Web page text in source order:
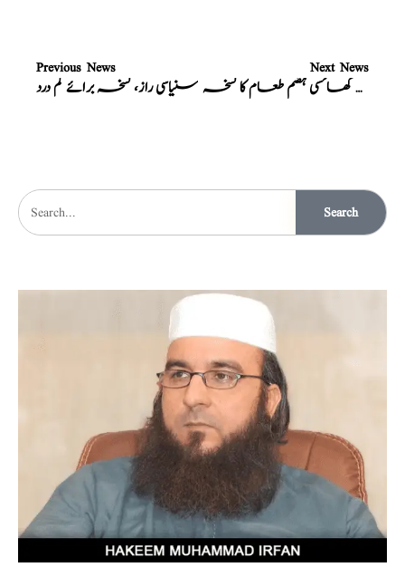
Previous News
سنیاسی راز، نسخہ برائے کم درد
Next News
جوزماثل دھتورہ، پرانی کھانسی ہضم طعام کا نسخہ
Search